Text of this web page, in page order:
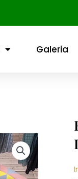
Galeria